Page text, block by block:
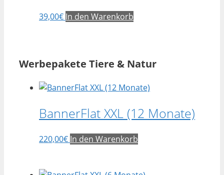
39,00€ In den Warenkorb
Werbepakete Tiere & Natur
BannerFlat XXL (12 Monate)
220,00€ In den Warenkorb